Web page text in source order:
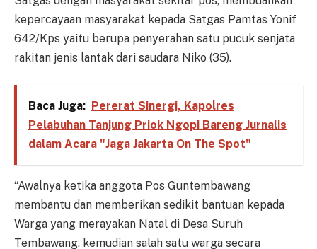
kepercayaan masyarakat kepada Satgas Pamtas Yonif
642/Kps yaitu berupa penyerahan satu pucuk senjata
rakitan jenis lantak dari saudara Niko (35).
Baca Juga: Pererat Sinergi, Kapolres
Pelabuhan Tanjung Priok Ngopi Bareng Jurnalis
dalam Acara "Jaga Jakarta On The Spot"
“Awalnya ketika anggota Pos Guntembawang
membantu dan memberikan sedikit bantuan kepada
Warga yang merayakan Natal di Desa Suruh
Tembawang, kemudian salah satu warga secara